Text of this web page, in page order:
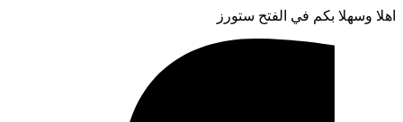
اهلا وسهلا بكم في الفتح ستورز